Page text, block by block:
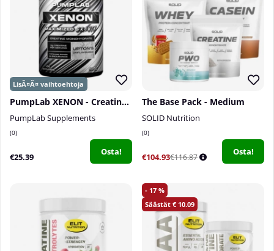
PumpLab XENON - Creatine Monohydrate, 500 g
PumpLab Supplements
0
€25.39 Osta!
The Base Pack - Medium
SOLID Nutrition
0
€104.93€116.87
Osta!
17
10.09